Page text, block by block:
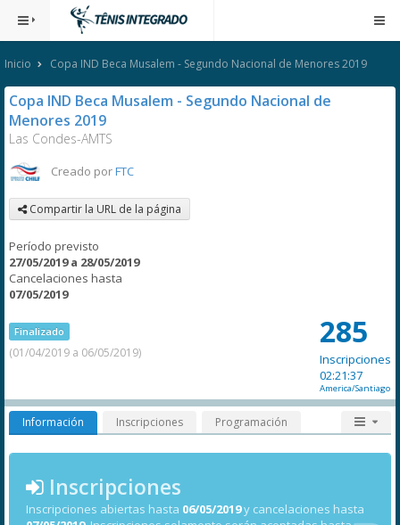
Inicio Copa IND Beca Musalem - Segundo Nacional de Menores 2019
Copa IND Beca Musalem - Segundo Nacional de
Menores 2019
Las Condes-AMTS
Creado porFTC
Compartir la URL de la página
Período previsto
27/05/2019 a 28/05/2019
Cancelaciones hasta
07/05/2019
Finalizado
(01/04/2019 a 06/05/2019)
285
Inscripciones
02:21:37
America/Santiago
Información Inscripciones Programación
Inscripciones
Inscripciones abiertas hasta 06/05/2019y cancelaciones hasta